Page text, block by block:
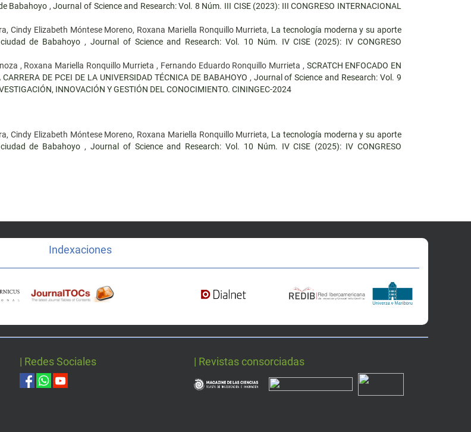
Babahoyo ,Journal of Science and Research: Vol. 8 Núm. III CISE (2023): III CONGRESO INTERNACIONAL
Cindy Elizabeth Móntese Moreno, Roxana Mariella Ronquillo Murrieta, La tecnología moderna y su aporte
de Babahoyo , Journal of Science and Research: Vol. 10 Núm. IV CISE (2025): IV CONGRESO
, Roxana Mariella Ronquillo Murrieta , Fernando Eduardo Ronquillo Murrieta , SCRATCH ENFOCADO EN
DE PCEI DE LA UNIVERSIDAD TÉCNICA DE BABAHOYO , Journal of Science and Research: Vol. 9
INNOVACIÓN Y GESTIÓN DEL CONOCIMIENTO. CININGEC-2024
Cindy Elizabeth Móntese Moreno, Roxana Mariella Ronquillo Murrieta, La tecnología moderna y su aporte
de Babahoyo , Journal of Science and Research: Vol. 10 Núm. IV CISE (2025): IV CONGRESO
Indexaciones
| Redes Sociales | Revistas consorciadas